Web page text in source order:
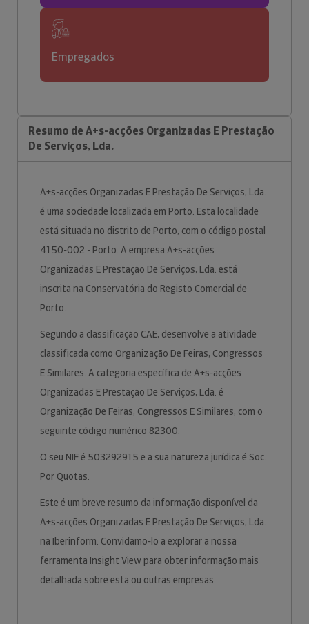
Empregados
Resumo de A+s-acções Organizadas E Prestação
De Serviços, Lda.
A+s-acções Organizadas E Prestação De Serviços, Lda.
é uma sociedade localizada em Porto. Esta localidade
está situada no distrito de Porto, com o código postal
4150-002 - Porto. A empresa A+s-acções
Organizadas E Prestação De Serviços, Lda. está
inscrita na Conservatória do Registo Comercial de
Porto.
Segundo a classificação CAE, desenvolve a atividade
classificada como Organização De Feiras, Congressos
E Similares. A categoria específica de A+s-acções
Organizadas E Prestação De Serviços, Lda. é
Organização De Feiras, Congressos E Similares, com o
seguinte código numérico 82300.
O seu NIF é 503292915 e a sua natureza jurídica é Soc.
Por Quotas.
Este é um breve resumo da informação disponível da
A+s-acções Organizadas E Prestação De Serviços, Lda.
na Iberinform. Convidamo-lo a explorar a nossa
ferramenta Insight View para obter informação mais
detalhada sobre esta ou outras empresas.